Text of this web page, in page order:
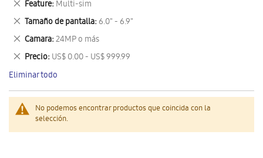
No podemos encontrar productos que coincida con la
selección.
artículo
Feature Multi-sim
Eliminar
este
artículo
Tamaño de pantalla 6.0" - 6.9"
Eliminar
este
artículo
Camara 24MP o más
Eliminar
este
artículo
Precio US$ 0.00 - US$ 999.99
Eliminar
este
artículo
Eliminar todo